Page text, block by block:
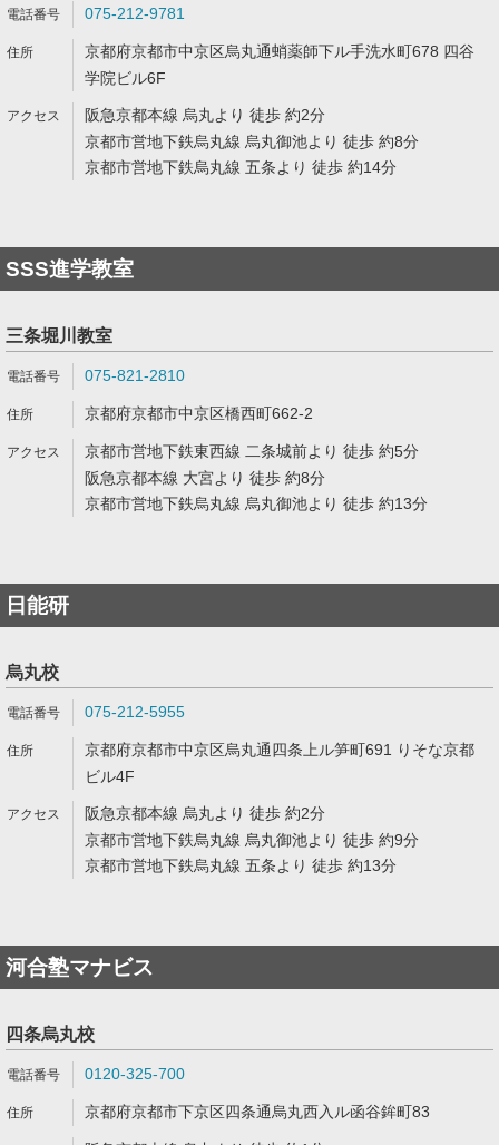
075-212-9781
京都府京都市中京区烏丸通蛸薬師下ル手洗水町678 四谷
学院ビル6F
阪急京都本線 烏丸より 徒歩 約2分
京都市営地下鉄烏丸線 烏丸御池より 徒歩 約8分
京都市営地下鉄烏丸線 五条より 徒歩 約14分
SSS進学教室
三条堀川教室
075-821-2810
京都府京都市中京区橋西町662-2
京都市営地下鉄東西線 二条城前より 徒歩 約5分
阪急京都本線 大宮より 徒歩 約8分
京都市営地下鉄烏丸線 烏丸御池より 徒歩 約13分
日能研
烏丸校
075-212-5955
京都府京都市中京区烏丸通四条上ル笋町691 りそな京都
ビル4F
阪急京都本線 烏丸より 徒歩 約2分
京都市営地下鉄烏丸線 烏丸御池より 徒歩 約9分
京都市営地下鉄烏丸線 五条より 徒歩 約13分
河合塾マナビス
四条烏丸校
0120-325-700
京都府京都市下京区四条通烏丸西入ル函谷鉾町83